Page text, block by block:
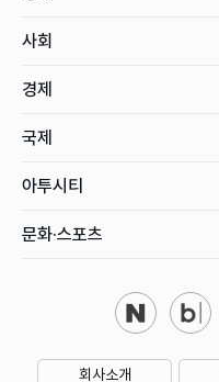
사회
경제
국제
아투시티
문화·스포츠
회사소개